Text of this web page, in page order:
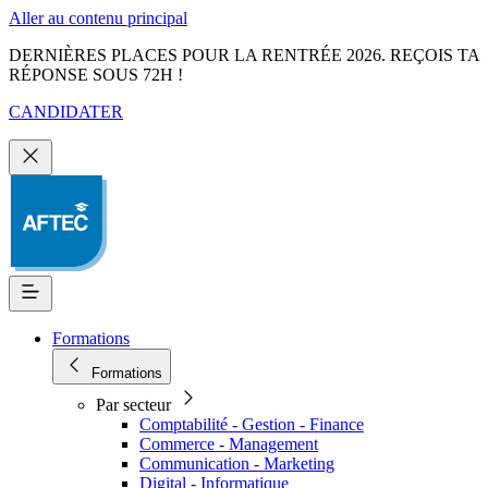
Aller au contenu principal
DERNIÈRES PLACES POUR LA RENTRÉE 2026. REÇOIS TA
RÉPONSE SOUS 72H !
CANDIDATER
Formations
Formations
Par secteur
Comptabilité - Gestion - Finance
Commerce - Management
Communication - Marketing
Digital - Informatique